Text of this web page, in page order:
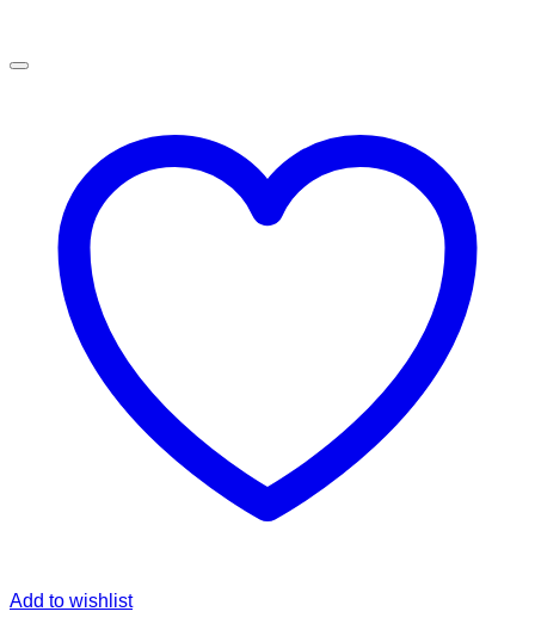
Add to wishlist